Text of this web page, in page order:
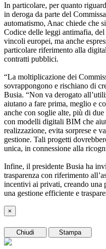
In particolare, per quanto
in deroga da parte del
automatismo, Anac chiede che
Codice delle leggi antimafia,
vincoli europei, ma anche
particolare riferimento alla
contratti pubblici.
“La moltiplicazione dei
sovrappongono e rischiano di
Busia. “Non va derogato
aiutano a fare prima, meglio e
anche con soglie alte, più di
con modelli digitali BIM che
realizzazione, evita sorprese e
gestione. Tali progetti
unica, in connessione alla
Infine, il presidente Busia ha
trasparenza con riferimento
incentivi ai privati, creando una
una gestione efficiente e
×
Chiudi Stampa